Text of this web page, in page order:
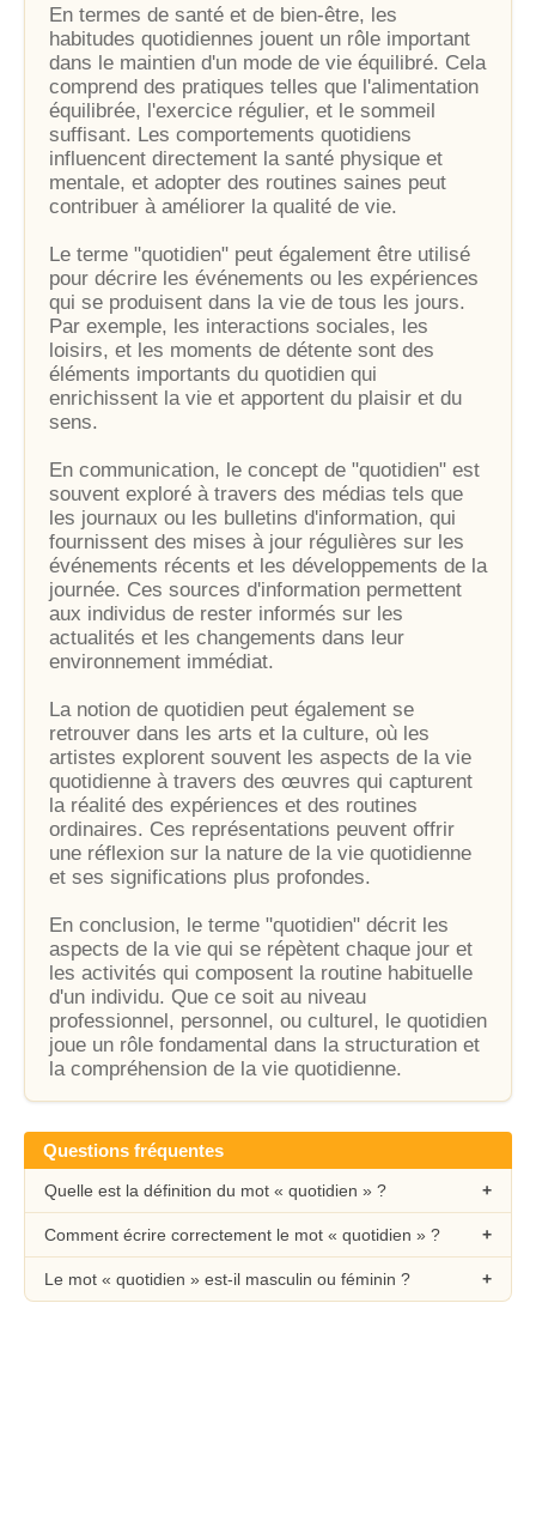
En termes de santé et de bien-être, les
habitudes quotidiennes jouent un rôle important
dans le maintien d'un mode de vie équilibré. Cela
comprend des pratiques telles que l'alimentation
équilibrée, l'exercice régulier, et le sommeil
suffisant. Les comportements quotidiens
influencent directement la santé physique et
mentale, et adopter des routines saines peut
contribuer à améliorer la qualité de vie.
Le terme "quotidien" peut également être utilisé
pour décrire les événements ou les expériences
qui se produisent dans la vie de tous les jours.
Par exemple, les interactions sociales, les
loisirs, et les moments de détente sont des
éléments importants du quotidien qui
enrichissent la vie et apportent du plaisir et du
sens.
En communication, le concept de "quotidien" est
souvent exploré à travers des médias tels que
les journaux ou les bulletins d'information, qui
fournissent des mises à jour régulières sur les
événements récents et les développements de la
journée. Ces sources d'information permettent
aux individus de rester informés sur les
actualités et les changements dans leur
environnement immédiat.
La notion de quotidien peut également se
retrouver dans les arts et la culture, où les
artistes explorent souvent les aspects de la vie
quotidienne à travers des œuvres qui capturent
la réalité des expériences et des routines
ordinaires. Ces représentations peuvent offrir
une réflexion sur la nature de la vie quotidienne
et ses significations plus profondes.
En conclusion, le terme "quotidien" décrit les
aspects de la vie qui se répètent chaque jour et
les activités qui composent la routine habituelle
d'un individu. Que ce soit au niveau
professionnel, personnel, ou culturel, le quotidien
joue un rôle fondamental dans la structuration et
la compréhension de la vie quotidienne.
Questions fréquentes
Quelle est la définition du mot « quotidien » ?
Comment écrire correctement le mot « quotidien » ?
Le mot « quotidien » est-il masculin ou féminin ?